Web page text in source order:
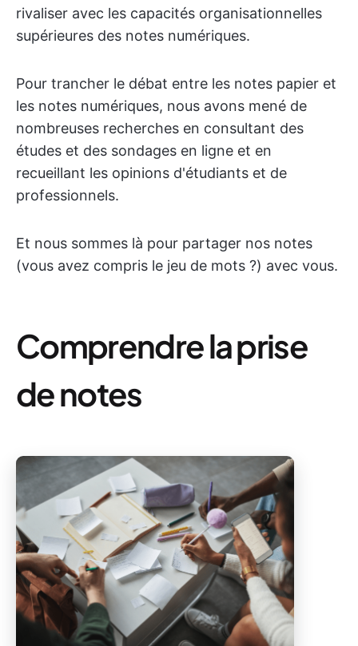
rivaliser avec les capacités organisationnelles
supérieures des notes numériques.
Pour trancher le débat entre les notes papier et
les notes numériques, nous avons mené de
nombreuses recherches en consultant des
études et des sondages en ligne et en
recueillant les opinions d'étudiants et de
professionnels.
Et nous sommes là pour partager nos notes
(vous avez compris le jeu de mots ?) avec vous.
Comprendre la prise
de notes